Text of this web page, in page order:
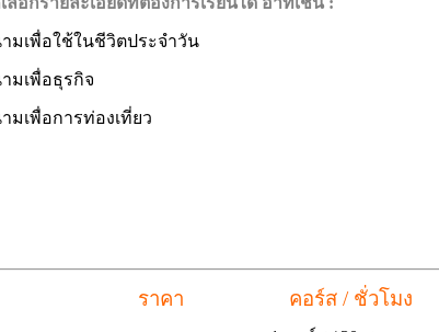
เพื่อใช้ในชีวิตประจำวัน
เพื่อธุรกิจ
เพื่อการท่องเที่ยว
เรียน ราคา คอร์ส / ชั่วโ